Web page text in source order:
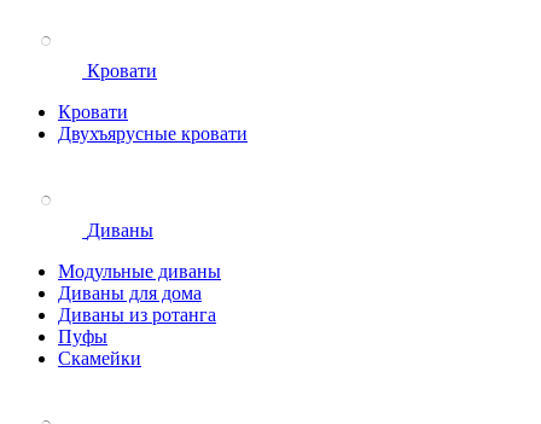
Кровати
Кровати
Двухъярусные кровати
Диваны
Модульные диваны
Диваны для дома
Диваны из ротанга
Пуфы
Скамейки